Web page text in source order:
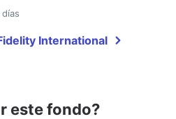
International
este fondo?